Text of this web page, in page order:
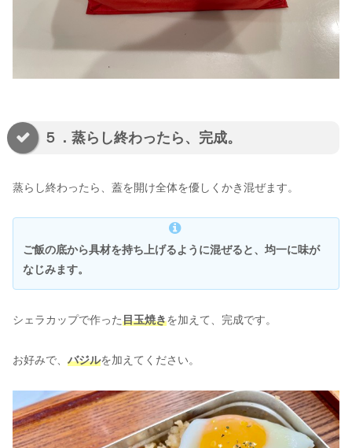
５．蒸らし終わったら、完成。
蒸らし終わったら、蓋を開け全体を優しくかき混ぜます。
ご飯の底から具材を持ち上げるように混ぜると、均一に味が
なじみます。
シェラカップで作った目玉焼きを加えて、完成です。
お好みで、 バジルを加えてください。